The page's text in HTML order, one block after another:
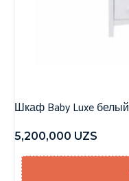
Шкаф Baby Luxe белый
5,200,000 UZS